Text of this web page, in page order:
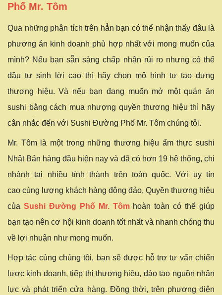
Phố Mr. Tôm
Qua những phân tích trên hẳn bạn có thể nhận thấy đâu là
phương án kinh doanh phù hợp nhất với mong muốn của
mình? Nếu bạn sẵn sàng chấp nhận rủi ro nhưng có thể
đầu tư sinh lời cao thì hãy chọn mô hình tự tạo dựng
thương hiệu. Và nếu bạn đang muốn mở một quán ăn
sushi bằng cách mua nhượng quyền thương hiệu thì hãy
cân nhắc đến với Sushi Đường Phố Mr. Tôm chúng tôi.
Mr. Tôm là một trong những thương hiệu ẩm thực sushi
Nhật Bản hàng đầu hiện nay và đã có hơn 19 hệ thống, chi
nhánh tại nhiều tỉnh thành trên toàn quốc. Với uy tín
cao cùng lượng khách hàng đông đảo, Quyền thương hiệu
của Sushi Đường Phố Mr. Tômhoàn toàn có thể giúp
bạn tạo nên cơ hội kinh doanh tốt nhất và nhanh chóng thu
về lợi nhuận như mong muốn.
Hợp tác cùng chúng tôi, bạn sẽ được hỗ trợ tư vấn chiến
lược kinh doanh, tiếp thị thương hiệu, đào tạo nguồn nhân
lực và phát triển cửa hàng. Đồng thời, trên phương diện